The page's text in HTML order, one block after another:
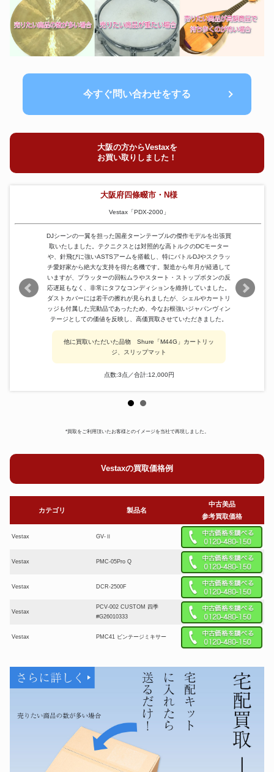
今すぐ問い合わせをする
大阪の方からVestaxを
お買い取りしました！
大阪府四條畷市・N様
Vestax「PDX-2000」
DJシーンの一翼を担った国産ターンテーブルの傑作モデルを出張買
取いたしました。テクニクスとは対照的な高トルクのDCモーター
や、針飛びに強いASTSアームを搭載し、特にバトルDJやスクラッ
チ愛好家から絶大な支持を得た名機です。製造から年月が経過して
いますが、プラッターの回転ムラやスタート・ストップボタンの反
応遅延もなく、非常にタフなコンディションを維持していました。
ダストカバーには若干の擦れが見られましたが、シェルやカートリ
ッジも付属した完動品であったため、今なお根強いジャパンヴィン
テージとしての価値を反映し、高価買取させていただきました。
他に買取いただいた品物 Shure「M44G」カートリッ
ジ、スリップマット
点数:3点／合計:12,000円
*買取をご利用頂いたお客様とのイメージを当社で再現しました。
Vestaxの買取価格例
カテゴリ 製品名
中古美品
参考買取価格
Vestax GV-Ⅱ
Vestax PMC-05Pro Q
Vestax DCR-2500F
Vestax
PCV-002 CUSTOM 四季
#G26010333
Vestax PMC41 ビンテージミキサー
Vestax
PDX-a1 ベスタクス DJ用ターン
テーブル・レコードプレーヤー
Vestax
TR-1 プロフェッショナル USB
MIDI コントローラー
オーディオインターフェイス
PBS-4
ロータリーミキサー PMC-27
DF 485C